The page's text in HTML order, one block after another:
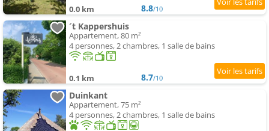
0.0 km 8.8/10
´t Kappershuis
Appartement, 80 m²
4 personnes, 2 chambres, 1 salle de bains
0.1 km 8.7/10
Duinkant
Appartement, 75 m²
4 personnes, 2 chambres, 1 salle de bains